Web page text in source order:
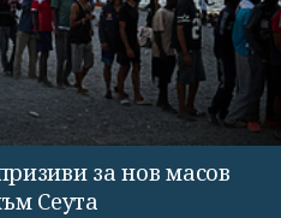
за нов масов
Сеута